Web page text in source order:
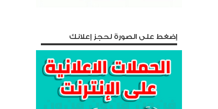
إضغط على الصورة لحجز إعلانك